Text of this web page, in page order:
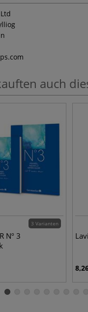
auch
3 Varianten
Nº 3